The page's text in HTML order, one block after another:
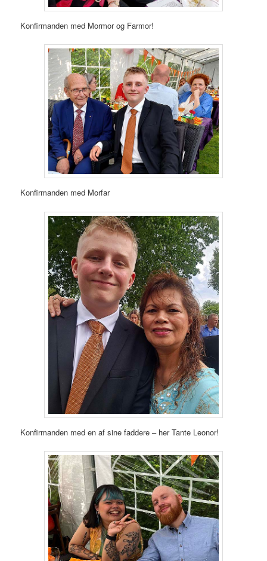
Konfirmanden med Mormor og Farmor!
Konfirmanden med Morfar
Konfirmanden med en af sine faddere – her Tante Leonor!